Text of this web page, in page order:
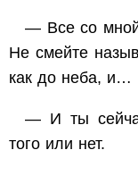
— Все со
Не смейте
как до неба, и…
— И ты
того или нет.